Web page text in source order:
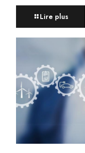
Lire plus